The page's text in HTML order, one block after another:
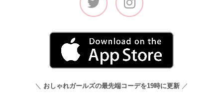
＼ おしゃれガールズの最先端コーデを19時に更新 ／